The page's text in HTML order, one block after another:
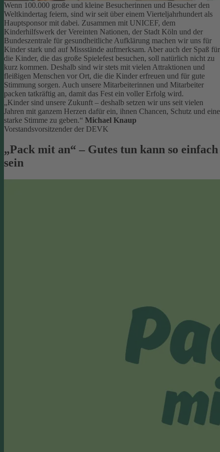
Wenn 100.000 große und kleine Besucherinnen und Besucher den
Weltkindertag feiern, sind wir seit über einem Vierteljahrhundert als
Hauptsponsor mit dabei. Zusammen mit UNICEF, dem
Kinderhilfswerk der Vereinten Nationen, der Stadt Köln und der
Bundeszentrale für gesundheitliche Aufklärung machen wir uns für
Kinder stark und auf Missstände aufmerksam. Aber auch der Spaß für
die Kinder, die das große Spielefest besuchen, soll natürlich nicht zu
kurz kommen. Deshalb sind wir stets mit vielen Attraktionen und
fleißigen Menschen vor Ort, die die Kinder erfreuen und für gute
Stimmung sorgen. Auch unsere Mitarbeiterinnen und Mitarbeiter
packen tatkräftig an, damit das Fest ein voller Erfolg wird.
„Kinder sind unsere Zukunft – deshalb setzen wir uns seit vielen
Jahren mit ganzem Herzen dafür ein, ihnen Chancen, Schutz und eine
starke Stimme zu geben.“ Michael Knaup
Vorstandsvorsitzender der DEVK
„Pack mit an“ – Gutes tun kann so einfach
sein